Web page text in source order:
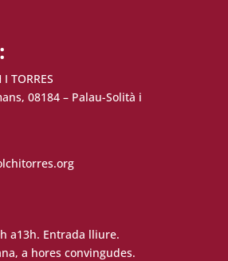
TORRES
08184 – Palau-Solità i
a13h. Entrada lliure.
a hores convingudes.